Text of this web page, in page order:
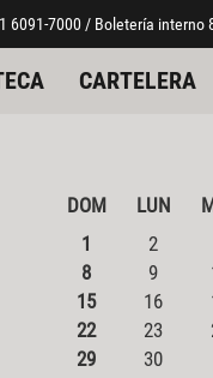
6091-7000 / Boletería
CARTELERA
DOM LUN
1
2
8
9
15
16
22
23
29
30